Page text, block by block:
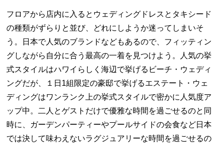
フロアから店内に入るとウェディングドレスとタキシード
の種類がずらりと並び、どれにしようか迷ってしまいそ
う。日本で人気のブランドなどもあるので、フィッティン
グしながら自分に合う最高の一着を見つけよう。人気の挙
式スタイルはハワイらしく海辺で挙げるビーチ・ウェディ
ングだが、１日 1組限定の豪邸で挙げるエステート・ウェ
ディングはワンランク上の挙式スタイルで密かに人気度ア
ップ中。二人とゲストだけで優雅な時間を過ごせるのと同
時に、ガーデンパーティーやプールサイドの会食など日本
では決して味わえないラグジュアリーな時間を過ごせるの